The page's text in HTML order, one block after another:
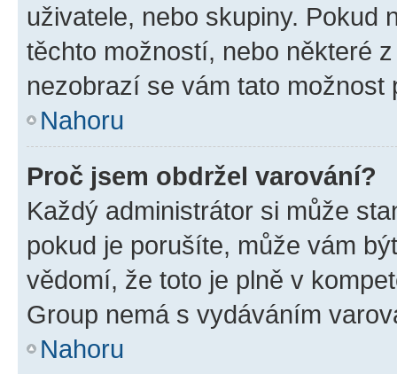
uživatele, nebo skupiny. Pokud
těchto možností, nebo některé
nezobrazí se vám tato
Nahoru
Proč jsem obdržel varování?
Každý administrátor si může
pokud je porušíte, může vám
vědomí, že toto je plně v
Group nemá s vydáváním
Nahoru